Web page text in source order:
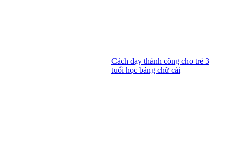
Cách dạy thành công cho trẻ 3
tuổi học bảng chữ cái